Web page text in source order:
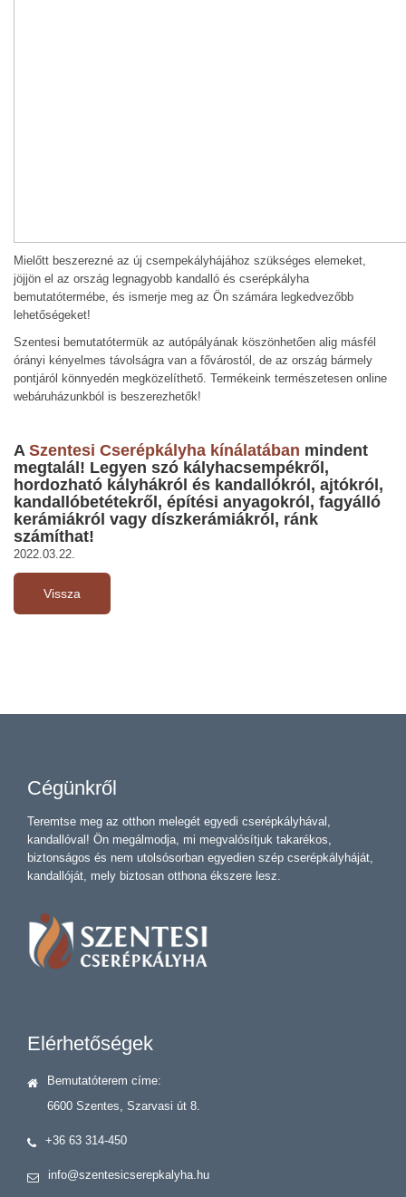
Mielőtt beszerezné az új csempekályhájához szükséges elemeket,
jöjjön el az ország legnagyobb kandalló és cserépkályha
bemutatótermébe, és ismerje meg az Ön számára legkedvezőbb
lehetőségeket!
Szentesi bemutatótermük az autópályának köszönhetően alig másfél
órányi kényelmes távolságra van a fővárostól, de az ország bármely
pontjáról könnyedén megközelíthető. Termékeink természetesen online
webáruházunkból is beszerezhetők!
A Szentesi Cserépkályha kínálatában mindent
megtalál! Legyen szó kályhacsempékről,
hordozható kályhákról és kandallókról, ajtókról,
kandallóbetétekről, építési anyagokról, fagyálló
kerámiákról vagy díszkerámiákról, ránk
számíthat!
2022.03.22.
Vissza
Cégünkről
Teremtse meg az otthon melegét egyedi cserépkályhával,
kandallóval! Ön megálmodja, mi megvalósítjuk takarékos,
biztonságos és nem utolsósorban egyedien szép cserépkályháját,
kandallóját, mely biztosan otthona ékszere lesz.
Elérhetőségek
Bemutatóterem címe:
6600 Szentes, Szarvasi út 8.
+36 63 314-450
info@szentesicserepkalyha.hu